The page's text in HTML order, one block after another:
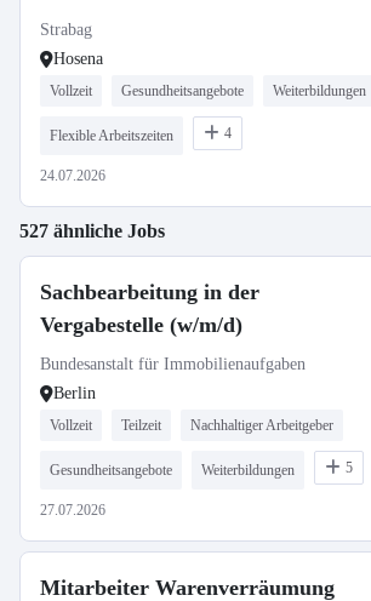
Strabag
Hosena
Vollzeit Gesundheitsangebote Weiterbildungen
Flexible Arbeitszeiten 4
24.07.2026
527 ähnliche Jobs
Sachbearbeitung in der
Vergabestelle (w/m/d)
Bundesanstalt für Immobilienaufgaben
Berlin
Vollzeit Teilzeit Nachhaltiger Arbeitgeber
Gesundheitsangebote Weiterbildungen 5
27.07.2026
Mitarbeiter Warenverräumung